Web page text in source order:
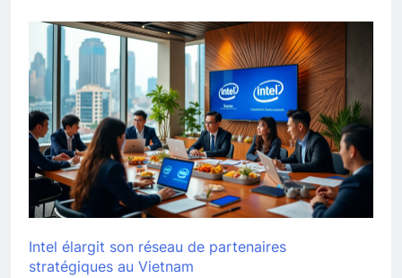
Intel élargit son réseau de partenaires
stratégiques au Vietnam